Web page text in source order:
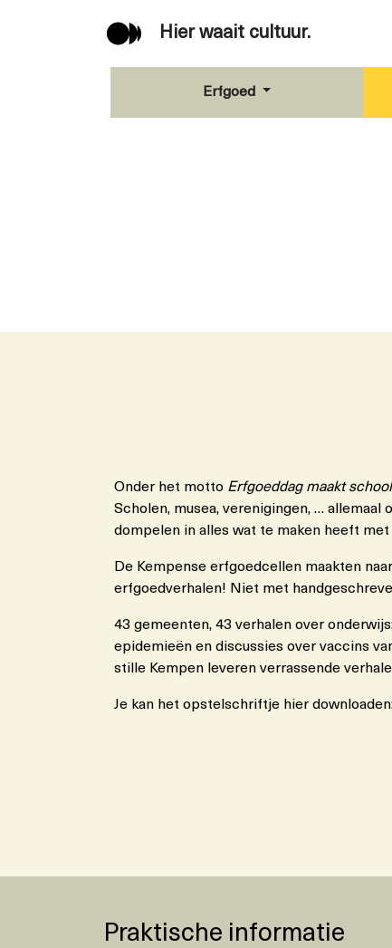
Hier waait cultuur.
Erfgoed
Onder het motto Erfgoeddag maakt
Scholen, musea, verenigingen, … allemaal
dompelen in alles wat te maken heeft
De Kempense erfgoedcellen maakten
erfgoedverhalen! Niet met
43 gemeenten, 43 verhalen over
epidemieën en discussies over vaccins
stille Kempen leveren verrassende
Je kan het opstelschriftje hier
Praktische informatie